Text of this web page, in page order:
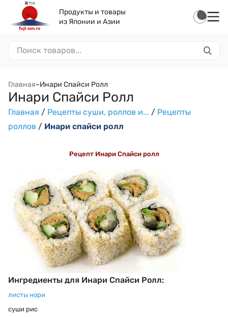
Продукты и товары
из Японии и Азии
Главная–Инари Спайси Ролл
Инари Спайси Ролл
Главная / Рецепты суши, роллов и... / Рецепты
роллов / Инари спайси ролл
Рецепт Инари Спайси ролл
Ингредиенты для Инари Спайси Ролл:
листы нори
суши рис